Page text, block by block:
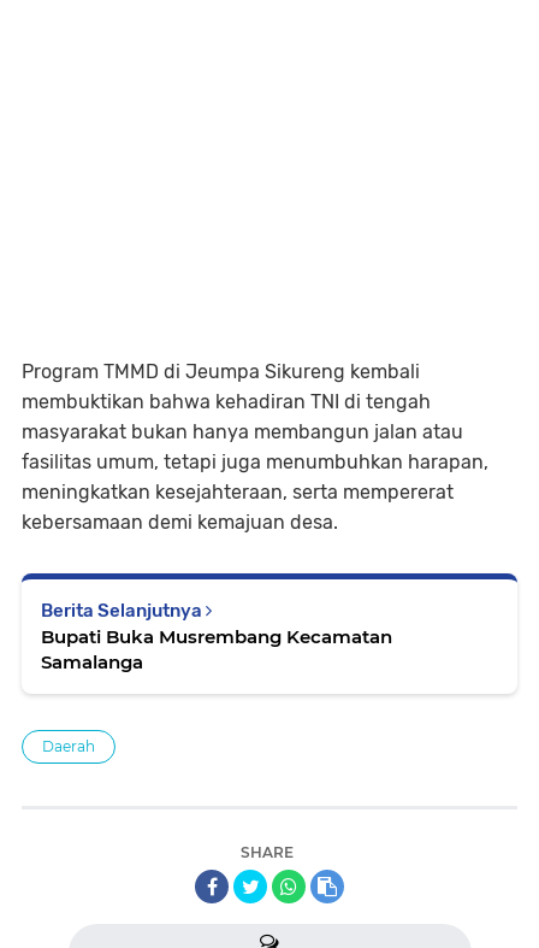
Program TMMD di Jeumpa Sikureng kembali
membuktikan bahwa kehadiran TNI di tengah
masyarakat bukan hanya membangun jalan atau
fasilitas umum, tetapi juga menumbuhkan harapan,
meningkatkan kesejahteraan, serta mempererat
kebersamaan demi kemajuan desa.
Berita Selanjutnya
Bupati Buka Musrembang Kecamatan
Samalanga
Daerah
SHARE